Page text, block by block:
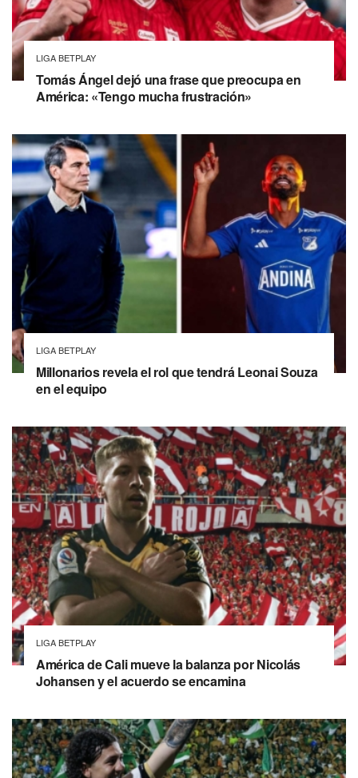
LIGA BETPLAY
Tomás Ángel dejó una frase que preocupa en
América: «Tengo mucha frustración»
LIGA BETPLAY
Millonarios revela el rol que tendrá Leonai Souza
en el equipo
LIGA BETPLAY
América de Cali mueve la balanza por Nicolás
Johansen y el acuerdo se encamina